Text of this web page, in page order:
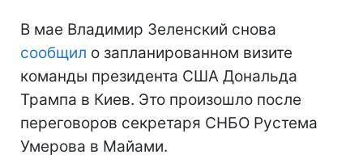
В мае Владимир Зеленский снова
сообщил о запланированном визите
команды президента США Дональда
Трампа в Киев. Это произошло после
переговоров секретаря СНБО Рустема
Умерова в Майами.